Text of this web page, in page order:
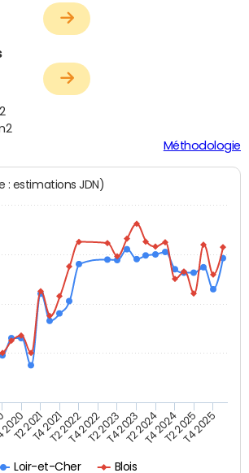
Méthodologie
(source : estimations JDN)
Loir-et-Cher Blois
T2 2021T4 2021T2 2022T4 2022T2 2023T4 2023T2 2024T4 2024T2 2025T4 2025